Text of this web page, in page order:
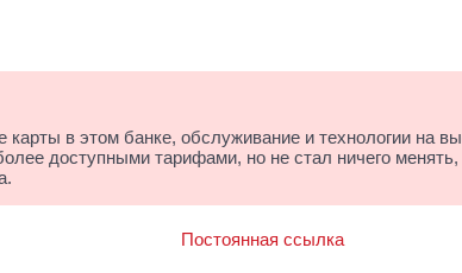
карты в этом банке, обслуживание и технологии на
доступными тарифами, но не стал ничего менять,
Постоянная ссылка